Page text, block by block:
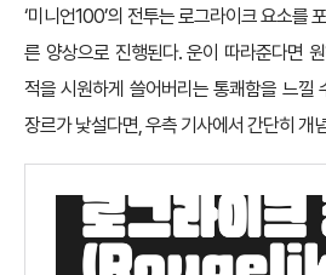
‘미니언100’의 전투는 로그라이크 요소를
른 양상으로 진행된다. 운이 따라준다면
적을 시원하게 쓸어버리는 통쾌함을 느낄
장르가 낯설다면, 우측 기사에서 간단히 개